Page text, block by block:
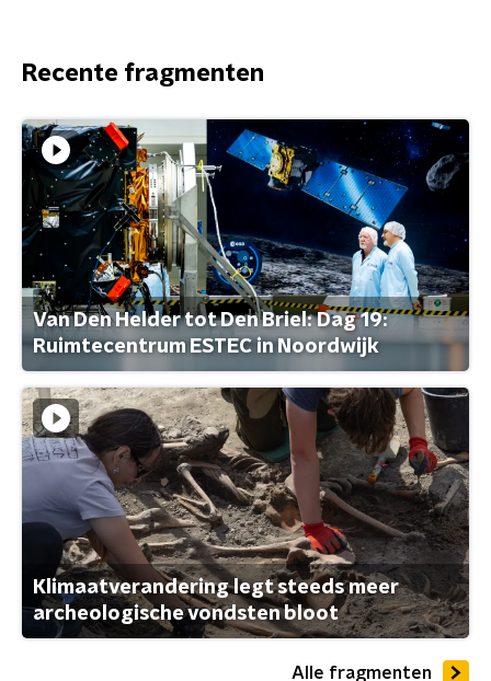
Recente fragmenten
Van Den Helder tot Den Briel: Dag 19:
Ruimtecentrum ESTEC in Noordwijk
Klimaatverandering legt steeds meer
archeologische vondsten bloot
Alle fragmenten